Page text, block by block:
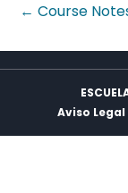
← Course
Aviso Legal